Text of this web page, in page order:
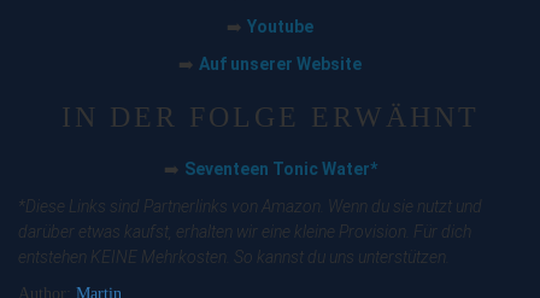
➡️ Youtube
➡️ Auf unserer Website
IN DER FOLGE ERWÄHNT
➡️ Seventeen Tonic Water*
*Diese Links sind Partnerlinks von Amazon. Wenn du sie nutzt und
darüber etwas kaufst, erhalten wir eine kleine Provision. Für dich
entstehen KEINE Mehrkosten. So kannst du uns unterstützen.
Author: Martin